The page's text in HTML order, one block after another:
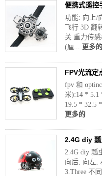
便携式遥控
功能: 向上/
飞行 3D
关 重力传
(厘... 更多的
FPV光流定
fpv 和
米):14 * 5.1
19.5 * 32.5
更多的
2.4G diy
2.4G diy 瓢
向后, 向左,
3.Three 不